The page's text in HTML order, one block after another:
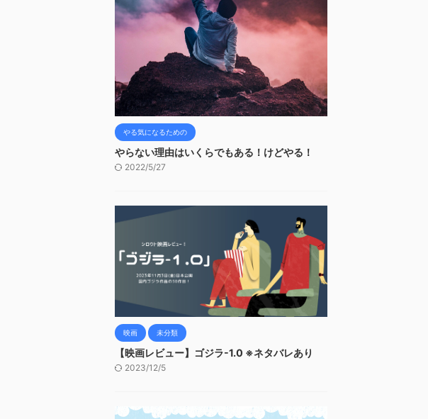
やる気になるための
やらない理由はいくらでもある！けどやる！
2022/5/27
映画 未分類
【映画レビュー】ゴジラ-1.0 ※ネタバレあり
2023/12/5